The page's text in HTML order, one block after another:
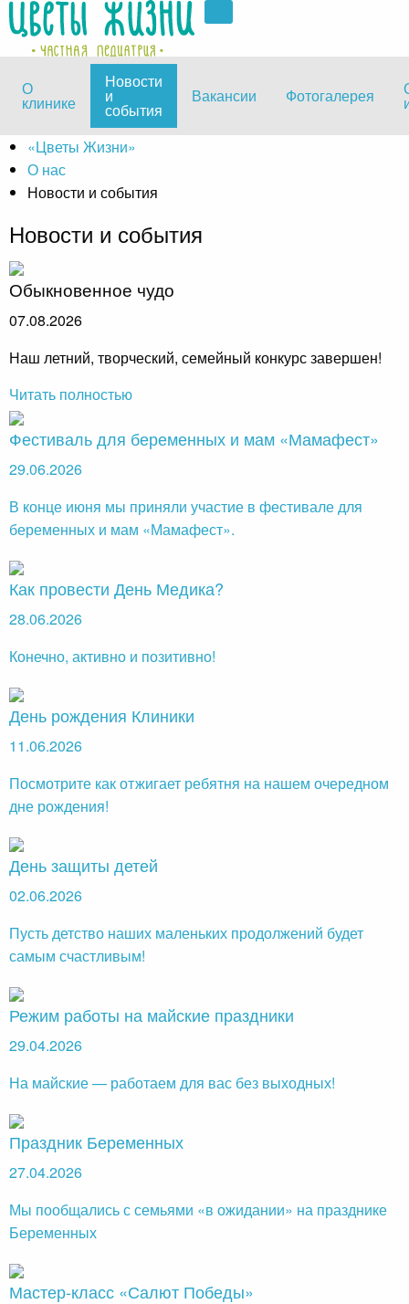
О
клинике
Новости
и
события
Вакансии Фотогалерея
«Цветы Жизни»
О нас
Новости и события
Новости и события
Обыкновенное чудо
07.08.2026
Наш летний, творческий, семейный конкурс завершен!
Читать полностью
Фестиваль для беременных и мам «Мамафест»
29.06.2026
В конце июня мы приняли участие в фестивале для
беременных и мам «Мамафест».
Как провести День Медика?
28.06.2026
Конечно, активно и позитивно!
День рождения Клиники
11.06.2026
Посмотрите как отжигает ребятня на нашем очередном
дне рождения!
День защиты детей
02.06.2026
Пусть детство наших маленьких продолжений будет
самым счастливым!
Режим работы на майские праздники
29.04.2026
На майские — работаем для вас без выходных!
Праздник Беременных
27.04.2026
Мы пообщались с семьями «в ожидании» на празднике
Беременных
Мастер-класс «Салют Победы»